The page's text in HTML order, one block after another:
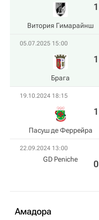
Витория Гимарайнш
1
05.07.2025 15:00
Брага
1
19.10.2024 18:15
Пасуш де Феррейра
1
22.09.2024 13:00
GD Peniche 0
Амадора